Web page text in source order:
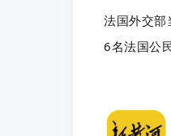
法国外交部
6名法国公